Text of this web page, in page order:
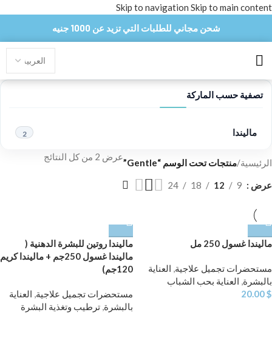
Skip to navigation Skip to main content
شحن مجاني للطلبات التي تزيد عن 1000 جنيه
تصفية حسب الماركة
ماليندا 2
الرئيسية/منتجات تحت الوسم “Gentle”
عرض ⁦2⁩ من كل النتائج
عرض 9
12
18
24
ماليندا غسول 250 مل
مستحضرات تجميل علاجية, العناية
بالبشرة, العناية بحب الشباب
20.00$
ماليندا روتين للبشرة الدهنية (
ماليندا غسول 250جم + ماليندا كريم
120جم)
مستحضرات تجميل علاجية, العناية
بالبشرة, ترطيب وتغذية البشرة